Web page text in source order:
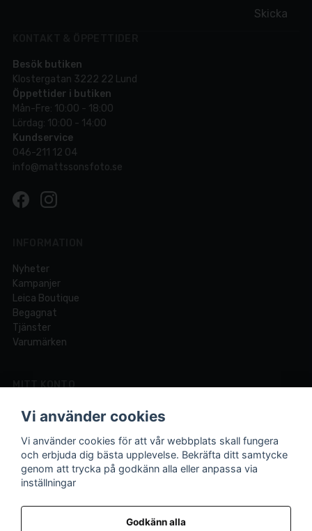
Skicka
Besök butiken
Klostergatan 3222 22 Lund
Öppettider i butiken
Mån-Fre: 10:00 - 18:00
Lördag: 10:00 - 14:00
Kundservice
046-211 12 04
info@mattssonsfoto.se
Nyheter
Kampanjer
Leica Boutique
Begagnat
Tjänster
Varumärken
MITT KONTO
Logga in
Registrera dig
Glömt lösenord?
Vi är experter på foto och video med över 100 års
Vi använder cookies
Vi använder cookies för att vår webbplats skall fungera
och erbjuda dig bästa upplevelse. Bekräfta ditt samtycke
genom att trycka på godkänn alla eller anpassa via
inställningar
Godkänn alla